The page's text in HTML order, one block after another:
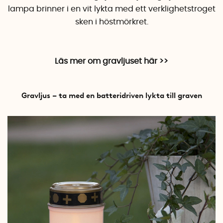
lampa brinner i en vit lykta med ett verklighetstroget
sken i höstmörkret.
Läs mer om gravljuset här >>
Gravljus – ta med en batteridriven lykta till graven